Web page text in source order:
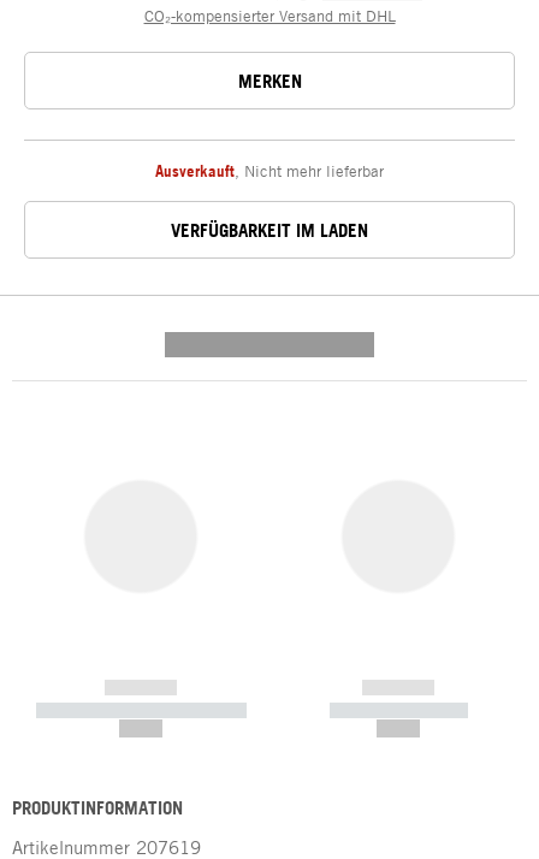
CO₂-kompensierter Versand mit DHL
MERKEN
Ausverkauft Nicht mehr lieferbar
VERFÜGBARKEIT IM LADEN
------------
----------- ----------- -----------
------------
----------- -----------
PRODUKTINFORMATION
Artikelnummer 207619